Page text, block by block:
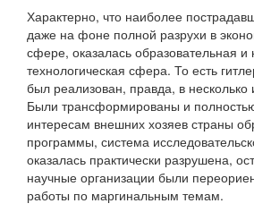
Характерно, что наиболее
даже на фоне полной разрухи в
сфере, оказалась образовательная и
технологическая сфера. То есть
был реализован, правда, в несколько
Были трансформированы и
интересам внешних хозяев страны
программы, система
оказалась практически разрушена,
научные организации были
работы по маргинальным темам.